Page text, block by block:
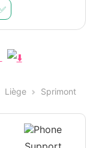
Liège Sprimont